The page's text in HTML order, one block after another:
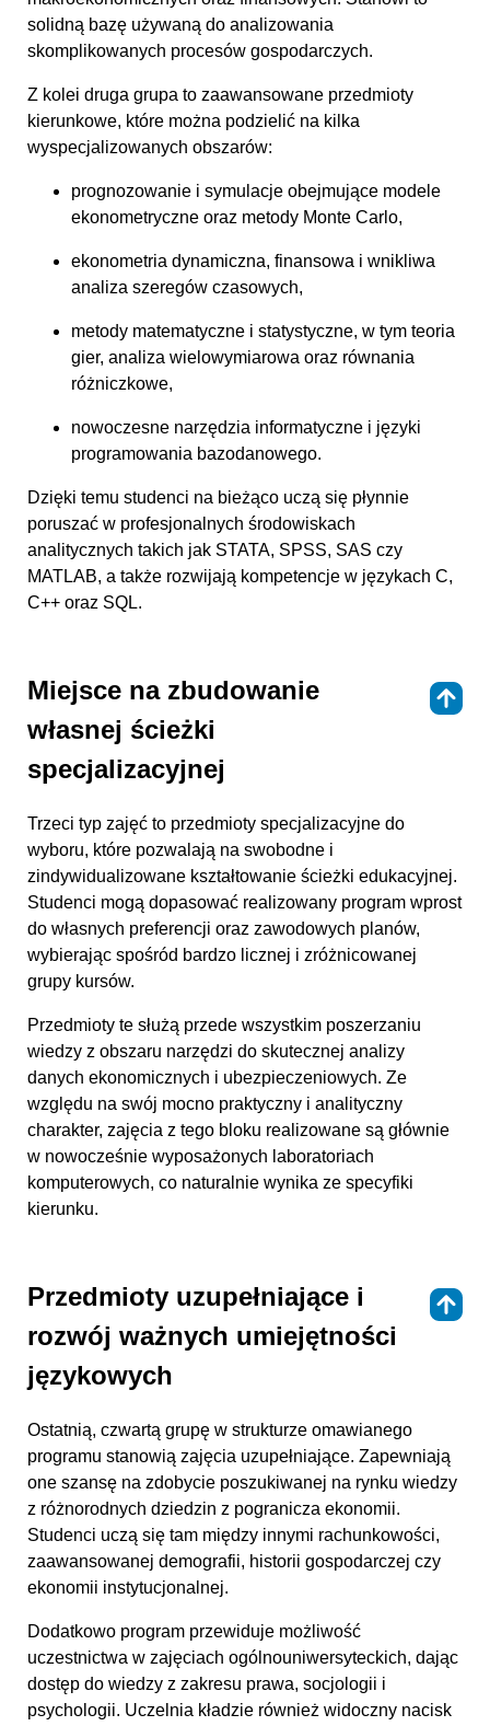
solidną bazę używaną do analizowania
skomplikowanych procesów gospodarczych.
Z kolei druga grupa to zaawansowane przedmioty
kierunkowe, które można podzielić na kilka
wyspecjalizowanych obszarów:
prognozowanie i symulacje obejmujące modele
ekonometryczne oraz metody Monte Carlo,
ekonometria dynamiczna, finansowa i wnikliwa
analiza szeregów czasowych,
metody matematyczne i statystyczne, w tym teoria
gier, analiza wielowymiarowa oraz równania
różniczkowe,
nowoczesne narzędzia informatyczne i języki
programowania bazodanowego.
Dzięki temu studenci na bieżąco uczą się płynnie
poruszać w profesjonalnych środowiskach
analitycznych takich jak STATA, SPSS, SAS czy
MATLAB, a także rozwijają kompetencje w językach C,
C++ oraz SQL.
Miejsce na zbudowanie
własnej ścieżki
specjalizacyjnej
Trzeci typ zajęć to przedmioty specjalizacyjne do
wyboru, które pozwalają na swobodne i
zindywidualizowane kształtowanie ścieżki edukacyjnej.
Studenci mogą dopasować realizowany program wprost
do własnych preferencji oraz zawodowych planów,
wybierając spośród bardzo licznej i zróżnicowanej
grupy kursów.
Przedmioty te służą przede wszystkim poszerzaniu
wiedzy z obszaru narzędzi do skutecznej analizy
danych ekonomicznych i ubezpieczeniowych. Ze
względu na swój mocno praktyczny i analityczny
charakter, zajęcia z tego bloku realizowane są głównie
w nowocześnie wyposażonych laboratoriach
komputerowych, co naturalnie wynika ze specyfiki
kierunku.
Przedmioty uzupełniające i
rozwój ważnych umiejętności
językowych
Ostatnią, czwartą grupę w strukturze omawianego
programu stanowią zajęcia uzupełniające. Zapewniają
one szansę na zdobycie poszukiwanej na rynku wiedzy
z różnorodnych dziedzin z pogranicza ekonomii.
Studenci uczą się tam między innymi rachunkowości,
zaawansowanej demografii, historii gospodarczej czy
ekonomii instytucjonalnej.
Dodatkowo program przewiduje możliwość
uczestnictwa w zajęciach ogólnouniwersyteckich, dając
dostęp do wiedzy z zakresu prawa, socjologii i
psychologii. Uczelnia kładzie również widoczny nacisk